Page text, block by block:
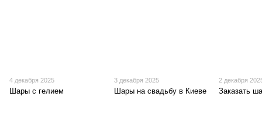
4 декабря 2025
Шары с гелием
3 декабря 2025
Шары на свадьбу в Киеве
2 декабря
Заказать